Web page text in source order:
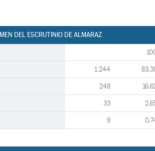
DEL ESCRUTINIO DE ALMARAZ
1.244
248
33
9